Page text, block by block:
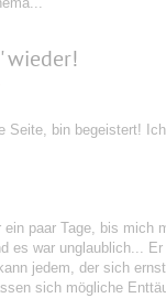
wieder!
Seite, bin begeistert!
ein paar Tage, bis
es war unglaublich...
jedem, der sich
sich mögliche